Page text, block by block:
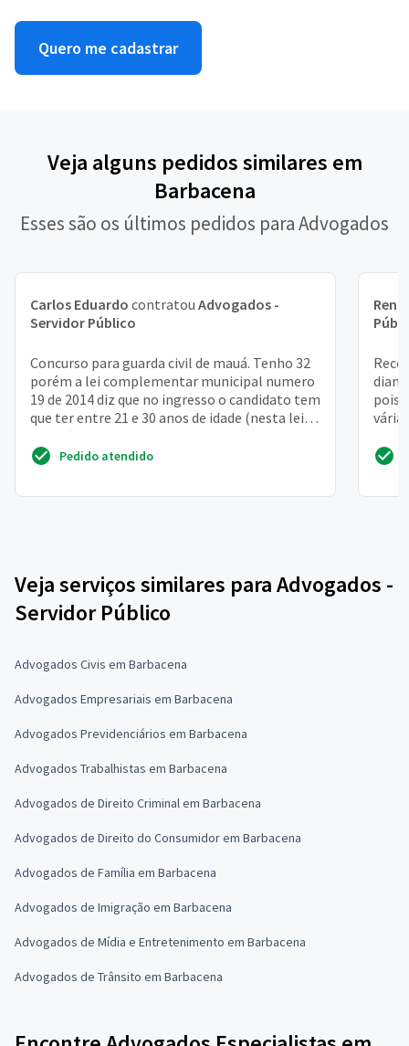
Quero me cadastrar
Veja alguns pedidos similares em
Barbacena
Esses são os últimos pedidos para Advogados
Carlos Eduardo contratou Advogados -
Servidor Público
Concurso para guarda civil de mauá. Tenho 32
porém a lei complementar municipal numero
19 de 2014 diz que no ingresso o candidato tem
que ter entre 21 e 30 anos de idade (nesta lei
não há...
Pedido atendido
pois
Veja serviços similares para Advogados -
Servidor Público
Advogados Civis em Barbacena
Advogados Empresariais em Barbacena
Advogados Previdenciários em Barbacena
Advogados Trabalhistas em Barbacena
Advogados de Direito Criminal em Barbacena
Advogados de Direito do Consumidor em Barbacena
Advogados de Família em Barbacena
Advogados de Imigração em Barbacena
Advogados de Mídia e Entretenimento em Barbacena
Advogados de Trânsito em Barbacena